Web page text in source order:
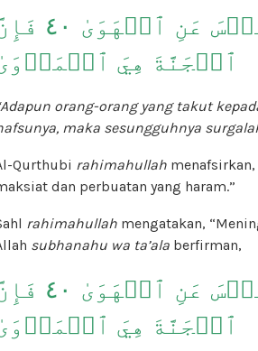
وَأَمَّا مَنۡ خَافَ مَقَامَ رَبِّهِۦ وَنَهَى ٱلنَّفۡسَ عَنِ
ٱلۡجَنَّةَ هِيَ
orang-orang yang takut
maka sesungguhnya
Qurthubi rahimahullah
dan perbuatan yang haram.”
rahimahullah mengatakan,
subhanahu wa ta’ala berfirman,
وَأَمَّا مَنۡ خَافَ مَقَامَ رَبِّهِۦ وَنَهَى ٱلنَّفۡسَ عَنِ
ٱلۡجَنَّةَ هِيَ